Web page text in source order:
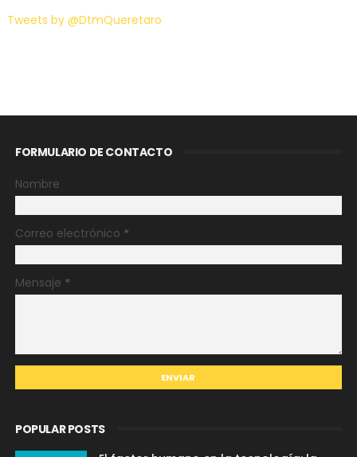
Tweets by @DtmQueretaro
FORMULARIO DE CONTACTO
Nombre
Correo electrónico *
Mensaje *
POPULAR POSTS